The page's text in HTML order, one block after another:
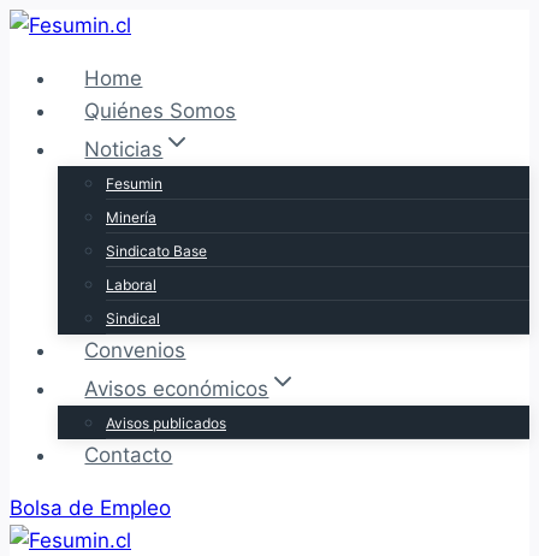
Saltar
contenidoHome
Quiénes Somos
Noticias
Fesumin
Minería
Sindicato Base
Laboral
Sindical
Convenios
Avisos económicos
Avisos publicados
Contacto
Bolsa de Empleo